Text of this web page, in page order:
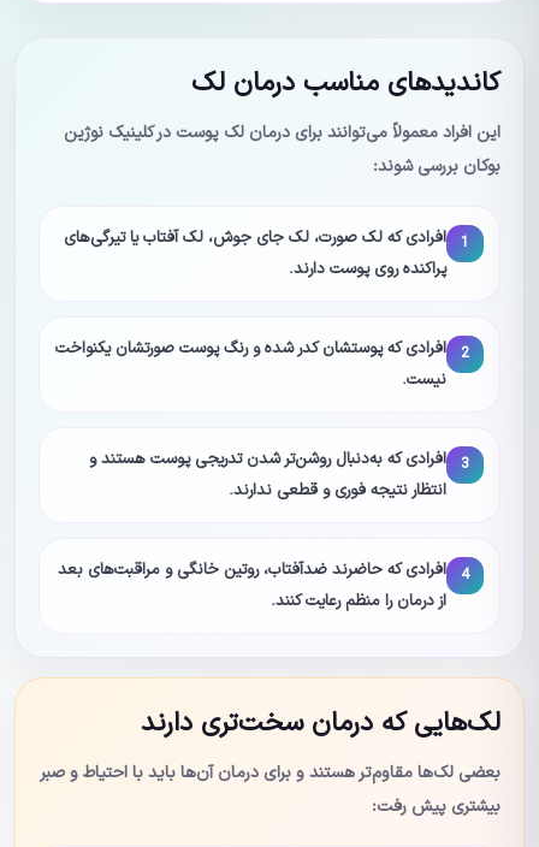
کاندیدهای مناسب درمان لک
این افراد معمولاً می‌توانند برای درمان لک پوست در کلینیک نوژین
بوکان بررسی شوند:
1
افرادی که لک صورت، لک جای جوش، لک آفتاب یا تیرگی‌های
پراکنده روی پوست دارند.
2
افرادی که پوستشان کدر شده و رنگ پوست صورتشان یکنواخت
نیست.
3
افرادی که به‌دنبال روشن‌تر شدن تدریجی پوست هستند و
انتظار نتیجه فوری و قطعی ندارند.
4
افرادی که حاضرند ضدآفتاب، روتین خانگی و مراقبت‌های بعد
از درمان را منظم رعایت کنند.
لک‌هایی که درمان سخت‌تری دارند
بعضی لک‌ها مقاوم‌تر هستند و برای درمان آن‌ها باید با احتیاط و صبر
بیشتری پیش رفت: